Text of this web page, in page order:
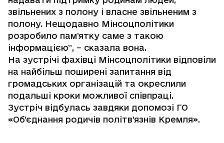
звільнених з полону і власне звільненим з
полону. Нещодавно Мінсоцполітики
розробило пам’ятку саме з такою
інформацією”, – сказала вона.
На зустрічі фахівці Мінсоцполітики відповіли
на найбільш поширені запитання від
громадських організацій та окреслили
подальші кроки можливої співпраці.
Зустріч відбулась завдяки допомозі ГО
«Об'єднання родичів політв'язнів Кремля».